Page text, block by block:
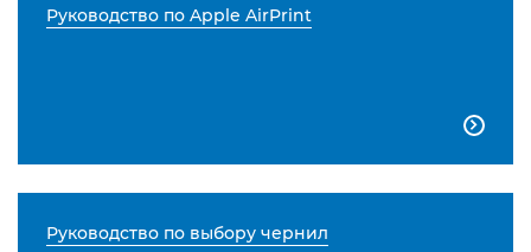
Руководство по Apple AirPrint

Руководство по выбору чернил